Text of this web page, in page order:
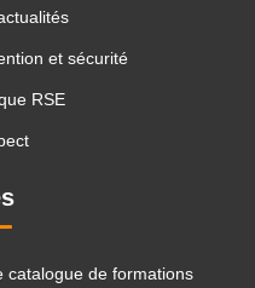
et sécurité
RSE
catalogue de formations